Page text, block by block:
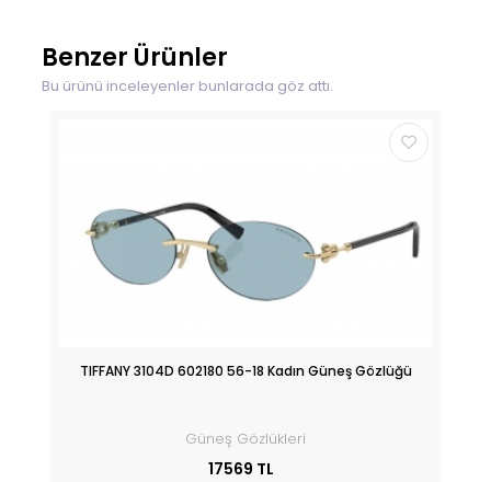
Benzer Ürünler
Bu ürünü inceleyenler bunlarada göz attı.
TIFFANY 3104D 602180 56-18 Kadın Güneş Gözlüğü
Güneş Gözlükleri
17569 TL